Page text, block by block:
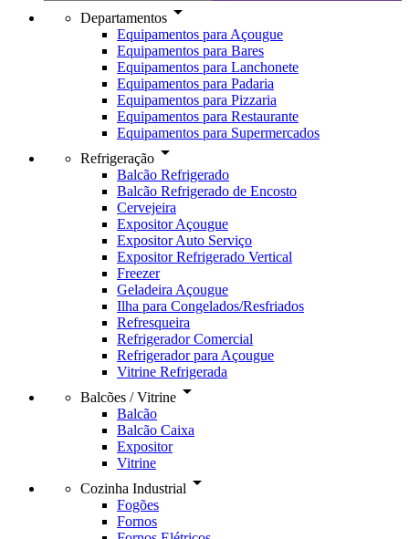
Departamentos arrow_drop_down
Equipamentos para Açougue
Equipamentos para Bares
Equipamentos para Lanchonete
Equipamentos para Padaria
Equipamentos para Pizzaria
Equipamentos para Restaurante
Equipamentos para Supermercados
Refrigeração arrow_drop_down
Balcão Refrigerado
Balcão Refrigerado de Encosto
Cervejeira
Expositor Açougue
Expositor Auto Serviço
Expositor Refrigerado Vertical
Freezer
Geladeira Açougue
Ilha para Congelados/Resfriados
Refresqueira
Refrigerador Comercial
Refrigerador para Açougue
Vitrine Refrigerada
Balcões / Vitrine arrow_drop_down
Balcão
Balcão Caixa
Expositor
Vitrine
Cozinha Industrial arrow_drop_down
Fogões
Fornos